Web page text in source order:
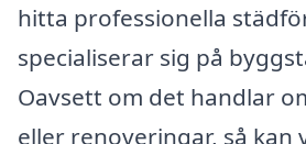
hitta professionella
specialiserar sig på
Oavsett om det handlar
eller renoveringar, så kan